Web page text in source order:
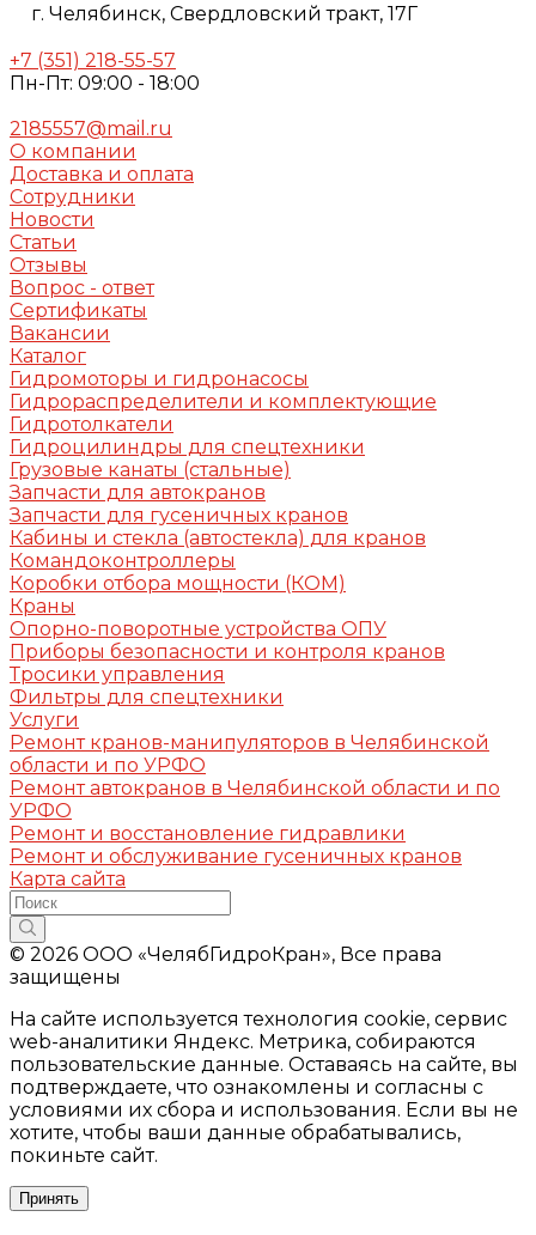
г. Челябинск, Свердловский тракт, 17Г
+7 (351) 218-55-57
Пн-Пт: 09:00 - 18:00
2185557@mail.ru
О компании
Доставка и оплата
Сотрудники
Новости
Статьи
Отзывы
Вопрос - ответ
Сертификаты
Вакансии
Каталог
Гидромоторы и гидронасосы
Гидрораспределители и комплектующие
Гидротолкатели
Гидроцилиндры для спецтехники
Грузовые канаты (стальные)
Запчасти для автокранов
Запчасти для гусеничных кранов
Кабины и стекла (автостекла) для кранов
Командоконтроллеры
Коробки отбора мощности (КОМ)
Краны
Опорно-поворотные устройства ОПУ
Приборы безопасности и контроля кранов
Тросики управления
Фильтры для спецтехники
Услуги
Ремонт кранов-манипуляторов в Челябинской
области и по УРФО
Ремонт автокранов в Челябинской области и по
УРФО
Ремонт и восстановление гидравлики
Ремонт и обслуживание гусеничных кранов
Карта сайта
© 2026 ООО «ЧелябГидроКран», Все права
защищены
На сайте используется технология cookie, сервис
web-аналитики Яндекс. Метрика, собираются
пользовательские данные. Оставаясь на сайте, вы
подтверждаете, что ознакомлены и согласны с
условиями их сбора и использования. Если вы не
хотите, чтобы ваши данные обрабатывались,
покиньте сайт.
Принять